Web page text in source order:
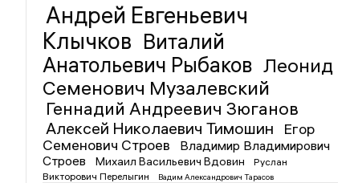
Андрей Евгеньевич
Клычков Виталий
Анатольевич Рыбаков Леонид
Семенович Музалевский
Геннадий Андреевич Зюганов
Алексей Николаевич Тимошин
Егор
Семенович Строев
Владимир Владимирович
Строев
Михаил Васильевич Вдовин
Руслан
Викторович Перелыгин
Вадим Александрович Тарасов